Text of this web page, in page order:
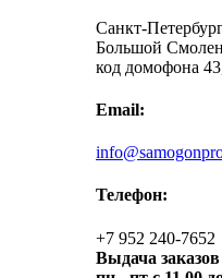
Санкт-
Большой
код домофона
Email:
Телефон:
+7 952 240-7652
Выдача заказов